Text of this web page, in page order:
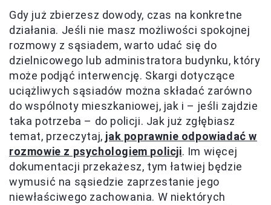
Gdy już zbierzesz dowody, czas na konkretne
działania. Jeśli nie masz możliwości spokojnej
rozmowy z sąsiadem, warto udać się do
dzielnicowego lub administratora budynku, który
może podjąć interwencję. Skargi dotyczące
uciążliwych sąsiadów można składać zarówno
do wspólnoty mieszkaniowej, jak i – jeśli zajdzie
taka potrzeba – do policji. Jak już zgłębiasz
temat, przeczytaj, jak poprawnie odpowiadać w
rozmowie z psychologiem policji. Im więcej
dokumentacji przekażesz, tym łatwiej będzie
wymusić na sąsiedzie zaprzestanie jego
niewłaściwego zachowania. W niektórych